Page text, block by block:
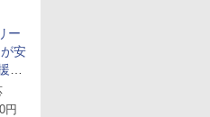
ー
安
サ
円